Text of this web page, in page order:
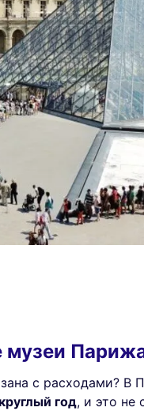
музеи
с расходами? В
год, и это не